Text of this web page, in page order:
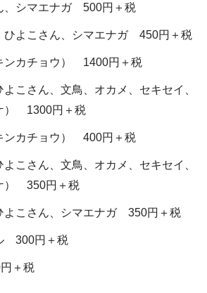
、シマエナガ 500円＋税
よこさん、シマエナガ 450円＋税
カチョウ） 1400円＋税
こさん、文鳥、オカメ、セキセイ、
） 1300円＋税
カチョウ） 400円＋税
こさん、文鳥、オカメ、セキセイ、
） 350円＋税
こさん、シマエナガ 350円＋税
300円＋税
＋税